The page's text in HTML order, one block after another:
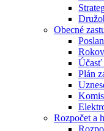
Obecné
Účasť
Plán
Rozpočet a